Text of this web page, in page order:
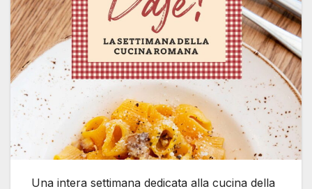
Una intera settimana dedicata alla cucina della